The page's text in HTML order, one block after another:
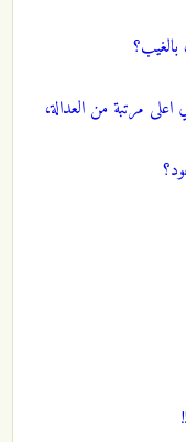
بالغيب؟
مرتبة من العدالة،